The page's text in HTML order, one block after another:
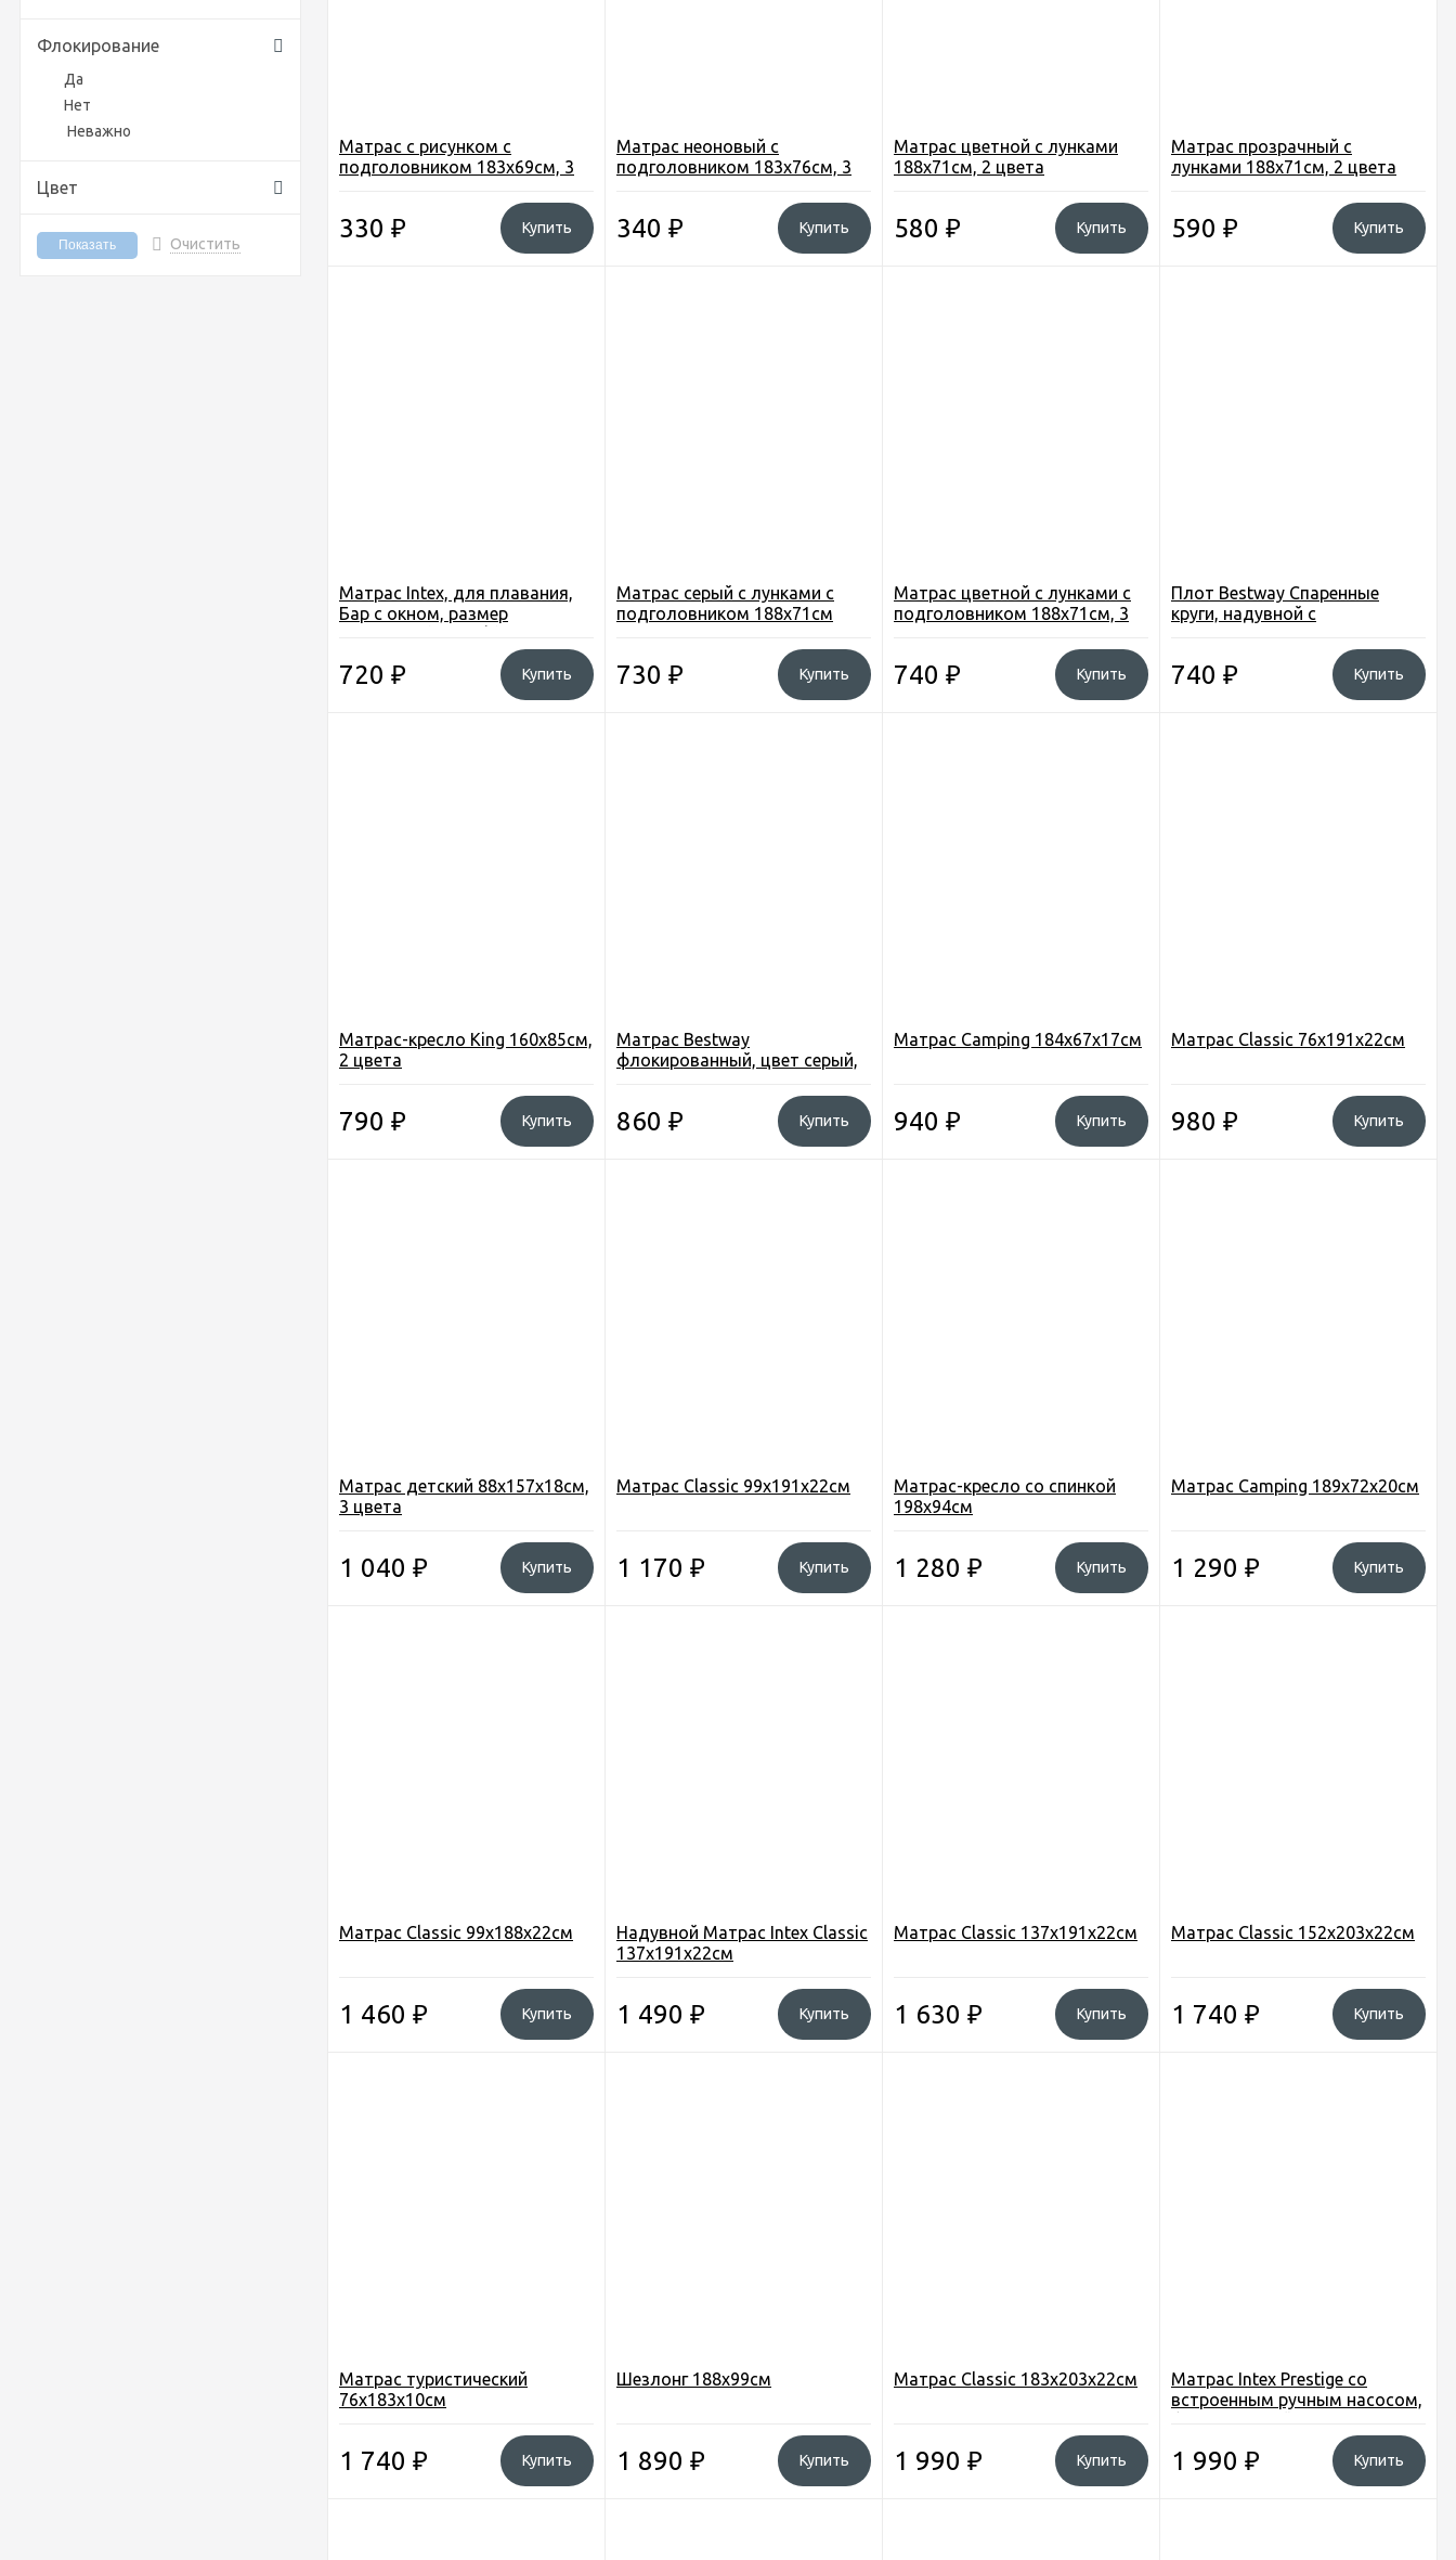
Флокирование
Да
Нет
Неважно
Цвет
Очистить
Матрас с рисунком с
подголовником 183х69см, 3
330 ₽ Купить
Матрас неоновый с
подголовником 183х76см, 3
340 ₽ Купить
Матрас цветной с лунками
188х71см, 2 цвета
580 ₽ Купить
Матрас прозрачный с
лунками 188х71см, 2 цвета
590 ₽ Купить
Матрас Intex, для плавания,
Бар с окном, размер
720 ₽ Купить
Матрас серый с лунками с
подголовником 188х71см
730 ₽ Купить
Матрас цветной с лунками с
подголовником 188х71см, 3
740 ₽ Купить
Плот Bestway Спаренные
круги, надувной с
740 ₽ Купить
Матрас-кресло Кing 160х85см,
2 цвета
790 ₽ Купить
Матрас Bestway
флокированный, цвет серый,
860 ₽ Купить
Матрас Camping 184х67х17см
940 ₽ Купить
Матрас Classic 76х191х22см
980 ₽ Купить
Матрас детский 88х157х18см,
3 цвета
1 040 ₽ Купить
Матрас Classic 99х191х22см
1 170 ₽ Купить
Матрас-кресло со спинкой
198х94см
1 280 ₽ Купить
Матрас Camping 189х72х20см
1 290 ₽ Купить
Матрас Classic 99х188х22см
1 460 ₽ Купить
Надувной Матрас Intex Classic
137х191х22см
1 490 ₽ Купить
Матрас Classic 137х191х22см
1 630 ₽ Купить
Матрас Classic 152х203х22см
1 740 ₽ Купить
Матрас туристический
76х183х10см
1 740 ₽ Купить
Шезлонг 188х99см
1 890 ₽ Купить
Матрас Classic 183х203х22см
1 990 ₽ Купить
Матрас Intex Prestige со
встроенным ручным насосом,
1 990 ₽ Купить